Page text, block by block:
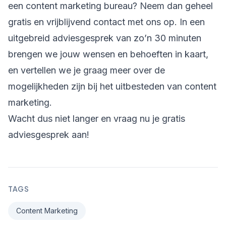
een content marketing bureau? Neem dan geheel
gratis en vrijblijvend contact met ons op. In een
uitgebreid adviesgesprek van zo’n 30 minuten
brengen we jouw wensen en behoeften in kaart,
en vertellen we je graag meer over de
mogelijkheden zijn bij het uitbesteden van content
marketing.
Wacht dus niet langer en vraag nu je gratis
adviesgesprek aan!
TAGS
Content Marketing